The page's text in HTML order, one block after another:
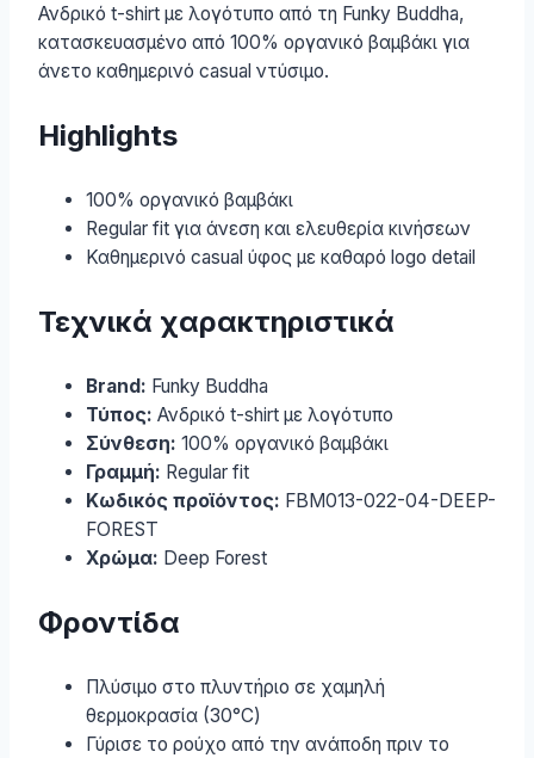
Ανδρικό t-shirt με λογότυπο από τη Funky Buddha,
κατασκευασμένο από 100% οργανικό βαμβάκι για
άνετο καθημερινό casual ντύσιμο.
Highlights
100% οργανικό βαμβάκι
Regular fit για άνεση και ελευθερία κινήσεων
Καθημερινό casual ύφος με καθαρό logo detail
Τεχνικά χαρακτηριστικά
Brand: Funky Buddha
Τύπος: Ανδρικό t-shirt με λογότυπο
Σύνθεση: 100% οργανικό βαμβάκι
Γραμμή: Regular fit
Κωδικός προϊόντος: FBM013-022-04-DEEP-
FOREST
Χρώμα: Deep Forest
Φροντίδα
Πλύσιμο στο πλυντήριο σε χαμηλή
θερμοκρασία (30°C)
Γύρισε το ρούχο από την ανάποδη πριν το